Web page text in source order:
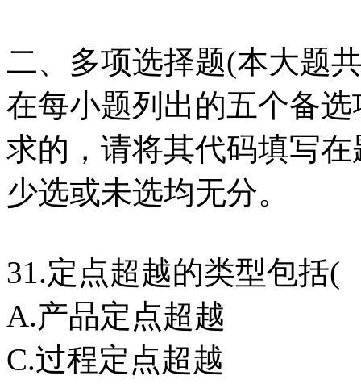
二、多项选择题(本大题
在每小题列出的五个备
求的，请将其代码填写
少选或未选均无分。
31.定点超越的类型包
A.产品定点超越
C.过程定点超越